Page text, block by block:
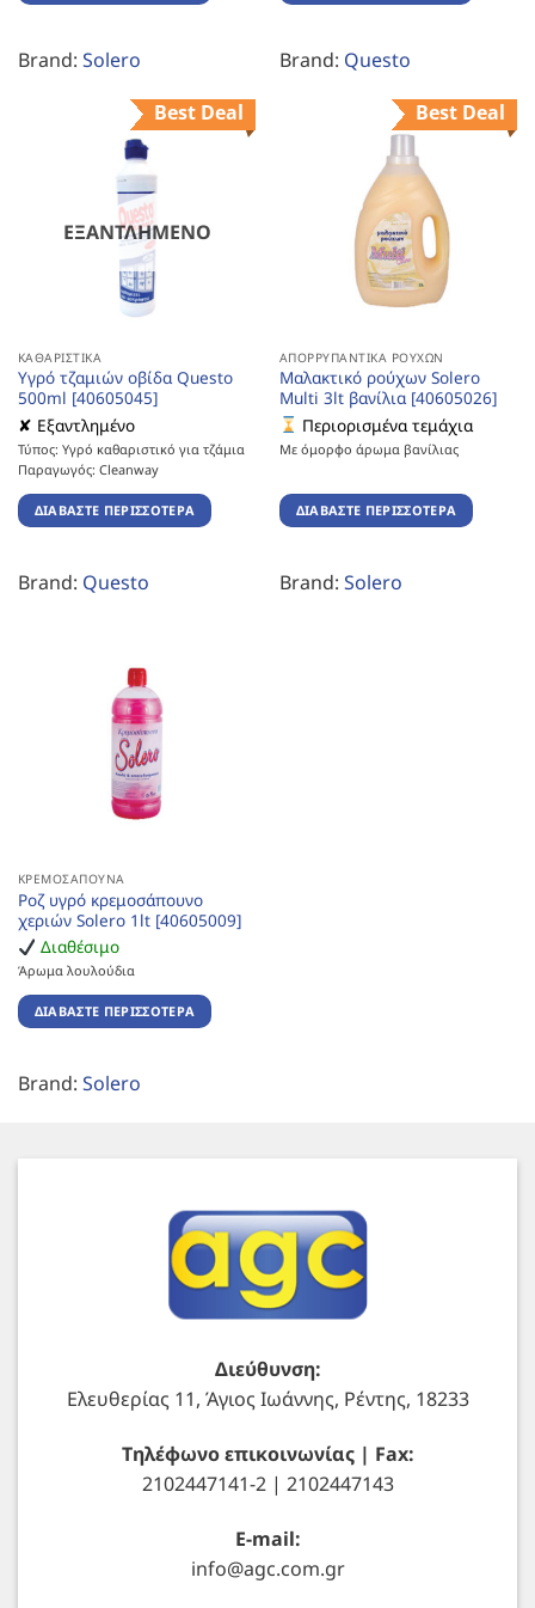
Brand: Solero Brand: Questo
Best Deal
ΕΞΑΝΤΛΗΜΈΝΟ
ΚΑΘΑΡΙΣΤΙΚΆ
Υγρό τζαμιών οβίδα Questo
500ml [40605045]
✘ Εξαντλημένο
Τύπος: Υγρό καθαριστικό για τζάμια
Παραγωγός: Cleanway
ΔΙΑΒΆΣΤΕ ΠΕΡΙΣΣΌΤΕΡΑ
Brand: Questo
Best Deal
ΑΠΟΡΡΥΠΑΝΤΙΚΆ ΡΟΎΧΩΝ
Μαλακτικό ρούχων Solero
Multi 3lt βανίλια [40605026]
Περιορισμένα τεμάχια
Με όμορφο άρωμα βανίλιας
ΔΙΑΒΆΣΤΕ ΠΕΡΙΣΣΌΤΕΡΑ
Brand: Solero
ΚΡΕΜΟΣΆΠΟΥΝΑ
Ροζ υγρό κρεμοσάπουνο
χεριών Solero 1lt [40605009]
Διαθέσιμο
Άρωμα λουλούδια
ΔΙΑΒΆΣΤΕ ΠΕΡΙΣΣΌΤΕΡΑ
Brand: Solero
Διεύθυνση:
Ελευθερίας 11, Άγιος Ιωάννης, Ρέντης, 18233
Τηλέφωνο επικοινωνίας | Fax:
2102447141-2 | 2102447143
E-mail:
info@agc.com.gr